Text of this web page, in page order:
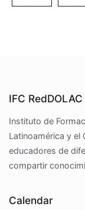
IFC RedDOLAC
Instituto de
Latinoamérica y el
educadores de
compartir
Calendar